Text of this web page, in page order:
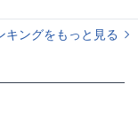
キングをもっと見る